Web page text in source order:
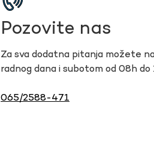
Pozovite nas
Za sva dodatna pitanja možete
radnog dana i subotom od 08h do
065/2588-471